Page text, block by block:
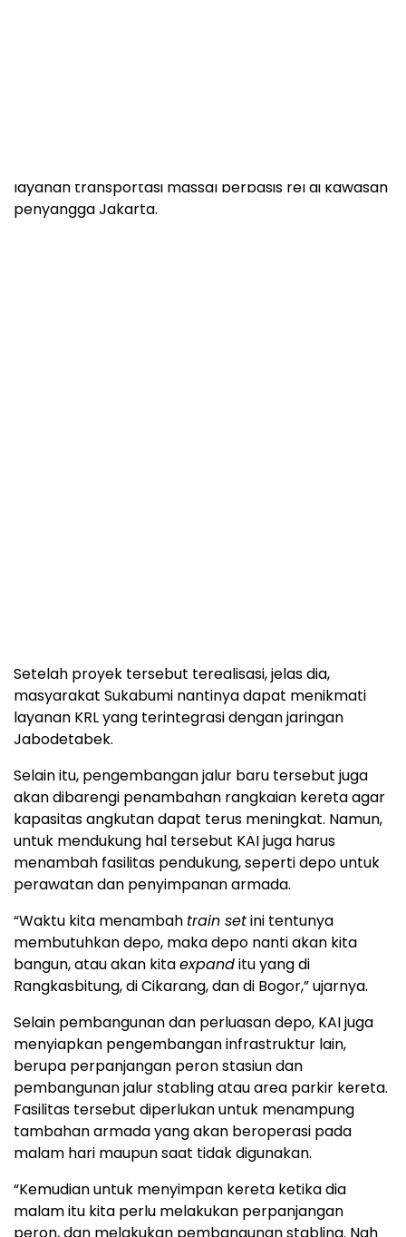
layanan transportasi massal berbasis rel di kawasan
penyangga Jakarta.
Setelah proyek tersebut terealisasi, jelas dia,
masyarakat Sukabumi nantinya dapat menikmati
layanan KRL yang terintegrasi dengan jaringan
Jabodetabek.
Selain itu, pengembangan jalur baru tersebut juga
akan dibarengi penambahan rangkaian kereta agar
kapasitas angkutan dapat terus meningkat. Namun,
untuk mendukung hal tersebut KAI juga harus
menambah fasilitas pendukung, seperti depo untuk
perawatan dan penyimpanan armada.
“Waktu kita menambah train setini tentunya
membutuhkan depo, maka depo nanti akan kita
bangun, atau akan kitaexpanditu yang di
Rangkasbitung, di Cikarang, dan di Bogor,” ujarnya.
Selain pembangunan dan perluasan depo, KAI juga
menyiapkan pengembangan infrastruktur lain,
berupa perpanjangan peron stasiun dan
pembangunan jalur stabling atau area parkir kereta.
Fasilitas tersebut diperlukan untuk menampung
tambahan armada yang akan beroperasi pada
malam hari maupun saat tidak digunakan.
“Kemudian untuk menyimpan kereta ketika dia
malam itu kita perlu melakukan perpanjangan
peron, dan melakukan pembangunan stabling. Nah